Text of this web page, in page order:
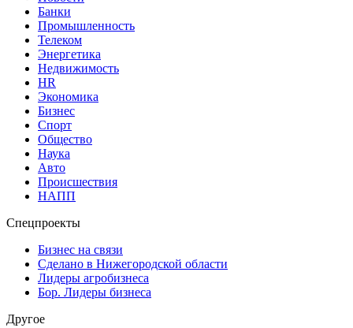
Банки
Промышленность
Телеком
Энергетика
Недвижимость
HR
Экономика
Бизнес
Спорт
Общество
Наука
Авто
Происшествия
НАПП
Спецпроекты
Бизнес на связи
Сделано в Нижегородской области
Лидеры агробизнеса
Бор. Лидеры бизнеса
Другое